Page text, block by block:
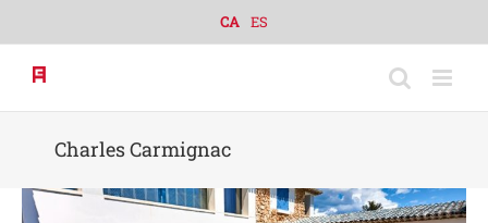
content
CA ES
Charles Carmignac